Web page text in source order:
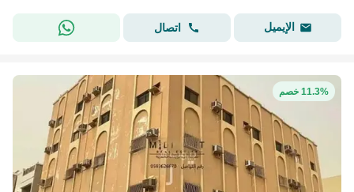
الإيميل اتصال
11.3% خصم